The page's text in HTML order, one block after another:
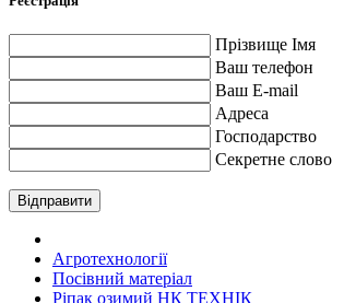
Прізвище Імя
Ваш телефон
Ваш E-mail
Адреса
Господарство
Секретне слово
Відправити
Агротехнології
Посівний матеріал
Ріпак озимий НК ТЕХНІК